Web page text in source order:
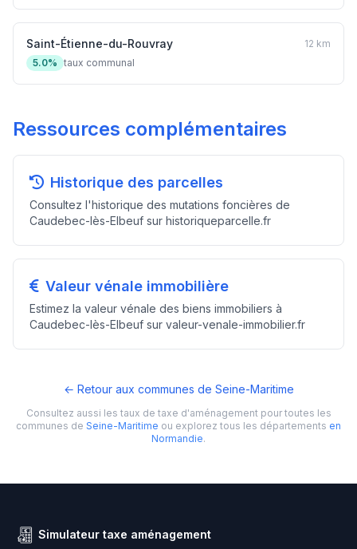
Saint-Étienne-du-Rouvray
12 km
5.0% taux communal
Ressources complémentaires
Historique des parcelles
Consultez l'historique des mutations foncières de
Caudebec-lès-Elbeuf sur historiqueparcelle.fr
Valeur vénale immobilière
Estimez la valeur vénale des biens immobiliers à
Caudebec-lès-Elbeuf sur valeur-venale-immobilier.fr
← Retour aux communes de Seine-Maritime
Consultez aussi les taux de taxe d'aménagement pour toutes les
communes de Seine-Maritime ou explorez tous les départements en
Normandie.
Simulateur taxe aménagement